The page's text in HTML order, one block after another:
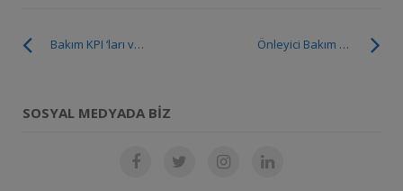
Önleyici Bakım Nedir?
Bakım KPI ‘ları ve Bakım Ölçüm Metrikleri Nelerdir.
SOSYAL MEDYADA BIZ